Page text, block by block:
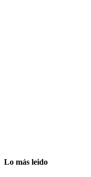
Lo más leido